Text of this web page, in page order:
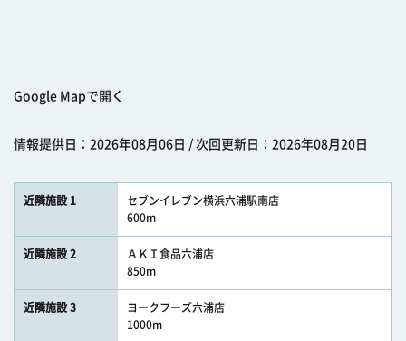
Google Mapで開く
情報提供日：2026年08月06日 / 次回更新日：2026年08月20日
近隣施設 1
セブンイレブン横浜六浦駅南店
600m
近隣施設 2
ＡＫＩ食品六浦店
850m
近隣施設 3
ヨークフーズ六浦店
1000m